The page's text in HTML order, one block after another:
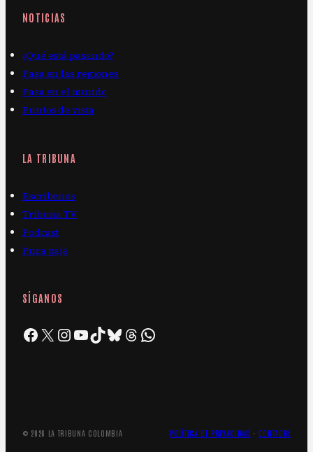
NOTICIAS
¿Qué está pasando?
Pasa en las regiones
Pasa en el mundo
Puntos de vista
LA TRIBUNA
Escríbenos
Tribuna TV
Podcast
Pura paja
SÍGANOS
Facebook X InstagramYouTube TikTok Bluesky Threads WhatsApp
© 2026 LA TRIBUNA COLOMBIA POLÍTICA DE PRIVACIDAD · CONTACTO